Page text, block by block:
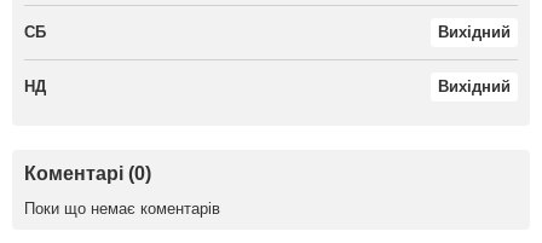
СБ Вихідний
НД Вихідний
Коментарі (0)
Поки що немає коментарів